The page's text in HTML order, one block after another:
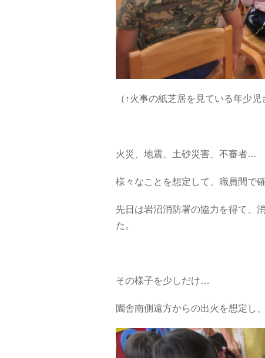
（↑火事の紙芝居を見ている年少児
火災、地震、土砂災害、不審者…
様々なことを想定して、職員間で
先日は岩沼消防署の協力を得て、
た。
その様子を少しだけ…
園舎南側遠方からの出火を想定し